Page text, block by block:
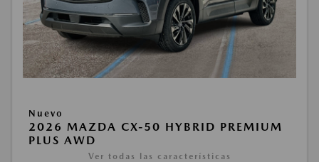
Nuevo
2026 MAZDA CX-50 HYBRID PREMIUM
PLUS AWD
Ver todas las características